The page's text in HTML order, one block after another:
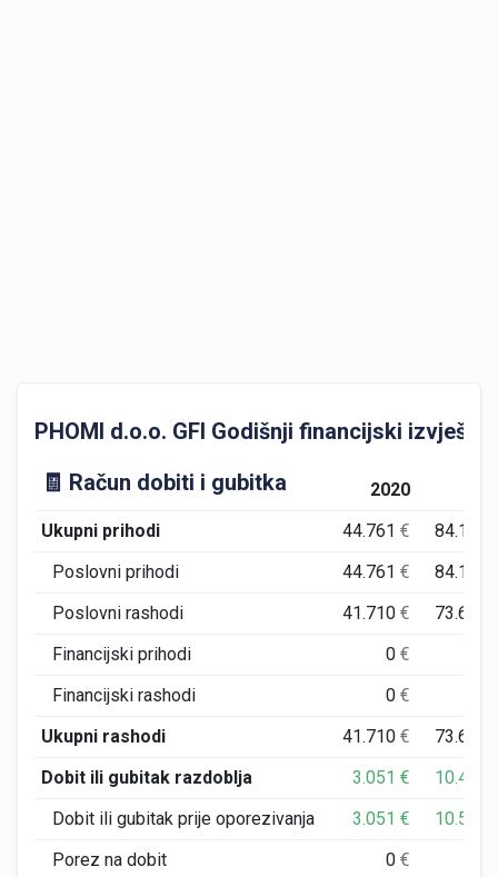
PHOMI d.o.o. GFI Godišnji financijski izvještaji
🧾 Račun dobiti i gubitka
2020
Ukupni prihodi
44.761€ 84.169
Poslovni prihodi
44.761€ 84.158
Poslovni rashodi
41.710€ 73.648
Financijski prihodi
0€
Financijski rashodi
0€
Ukupni rashodi
41.710€ 73.652
Dobit ili gubitak razdoblja
3.051€ 10.436
Dobit ili gubitak prije oporezivanja
3.051€ 10.517
Porez na dobit
0€